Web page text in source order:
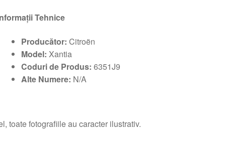
Tehnice
Producător: Citroën
Model: Xantia
Coduri de Produs: 6351J9
Alte Numere: N/A
toate fotografiile au caracter ilustrativ.